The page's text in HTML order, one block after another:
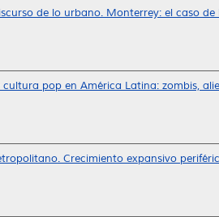
de lo urbano. Monterrey: el caso
pop en América Latina: zombis,
Crecimiento expansivo